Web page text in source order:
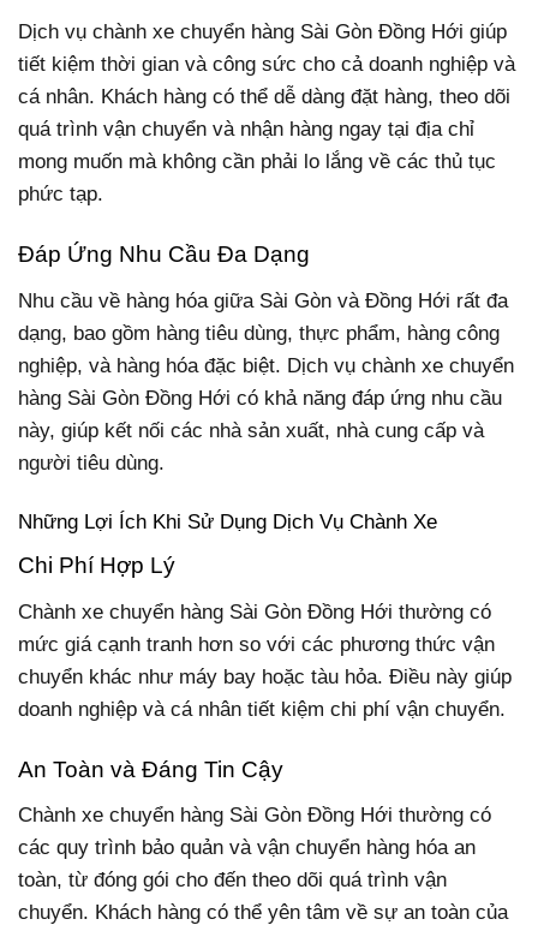
Dịch vụ chành xe chuyển hàng Sài Gòn Đồng Hới giúp
tiết kiệm thời gian và công sức cho cả doanh nghiệp và
cá nhân. Khách hàng có thể dễ dàng đặt hàng, theo dõi
quá trình vận chuyển và nhận hàng ngay tại địa chỉ
mong muốn mà không cần phải lo lắng về các thủ tục
phức tạp.
Đáp Ứng Nhu Cầu Đa Dạng
Nhu cầu về hàng hóa giữa Sài Gòn và Đồng Hới rất đa
dạng, bao gồm hàng tiêu dùng, thực phẩm, hàng công
nghiệp, và hàng hóa đặc biệt. Dịch vụ chành xe chuyển
hàng Sài Gòn Đồng Hới có khả năng đáp ứng nhu cầu
này, giúp kết nối các nhà sản xuất, nhà cung cấp và
người tiêu dùng.
Những Lợi Ích Khi Sử Dụng Dịch Vụ Chành Xe
Chi Phí Hợp Lý
Chành xe chuyển hàng Sài Gòn Đồng Hới thường có
mức giá cạnh tranh hơn so với các phương thức vận
chuyển khác như máy bay hoặc tàu hỏa. Điều này giúp
doanh nghiệp và cá nhân tiết kiệm chi phí vận chuyển.
An Toàn và Đáng Tin Cậy
Chành xe chuyển hàng Sài Gòn Đồng Hới thường có
các quy trình bảo quản và vận chuyển hàng hóa an
toàn, từ đóng gói cho đến theo dõi quá trình vận
chuyển. Khách hàng có thể yên tâm về sự an toàn của